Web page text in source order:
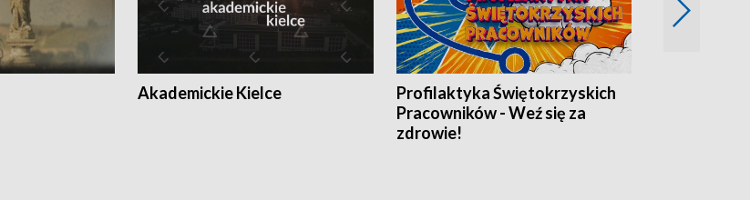
Akademickie Kielce
Profilaktyka Świętokrzyskich
Pracowników - Weź się za
zdrowie!